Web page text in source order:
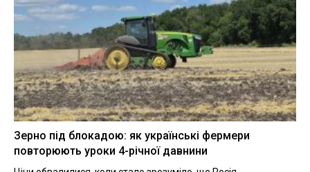
Зерно під блокадою: як українські фермери
повторюють уроки 4-річної давнини